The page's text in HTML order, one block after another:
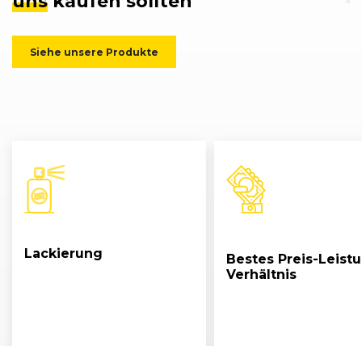
Siehe unsere Produkte
Lackierung
Bestes Preis-
Verhältnis